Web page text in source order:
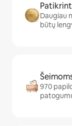
Daugiau
būtų
970